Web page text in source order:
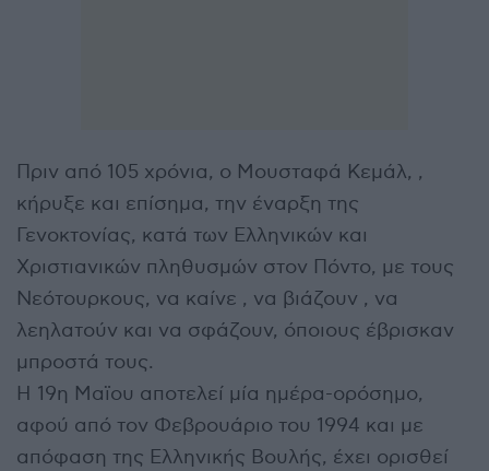
Πριν από 105 χρόνια, ο Μουσταφά Κεμάλ, ,
κήρυξε και επίσημα, την έναρξη της
Γενοκτονίας, κατά των Ελληνικών και
Χριστιανικών πληθυσμών στον Πόντο, με τους
Νεότουρκους, να καίνε , να βιάζουν , να
λεηλατούν και να σφάζουν, όποιους έβρισκαν
μπροστά τους.
Η 19η Μαϊου αποτελεί μία ημέρα-ορόσημο,
αφού από τον Φεβρουάριο του 1994 και με
απόφαση της Ελληνικής Βουλής, έχει ορισθεί